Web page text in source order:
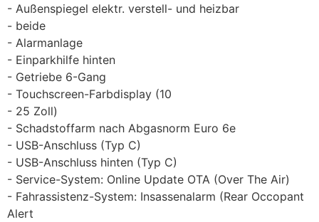
Außenspiegel elektr. verstell- und heizbar
beide
Alarmanlage
Einparkhilfe hinten
Getriebe 6-Gang
Touchscreen-Farbdisplay (10
25 Zoll)
Schadstoffarm nach Abgasnorm Euro 6e
USB-Anschluss (Typ C)
USB-Anschluss hinten (Typ C)
Service-System: Online Update OTA (Over The Air)
Fahrassistenz-System: Insassenalarm (Rear Occopant
Alert